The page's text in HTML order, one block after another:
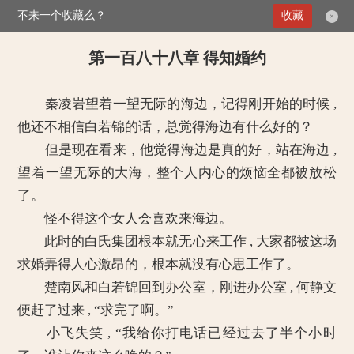
>惹爱成婚：契约老公甜蜜蜜 第一百八十八章 得知婚约
第一百八十八章 得知婚约
秦凌岩望着一望无际的海边，记得刚开始的时候 ,
他还不相信白若锦的话，总觉得海边有什么好的？
但是现在看来，他觉得海边是真的好，站在海边 ,
望着一望无际的大海，整个人内心的烦恼全都被放松
了。
怪不得这个女人会喜欢来海边。
此时的白氏集团根本就无心来工作 , 大家都被这场
求婚弄得人心激昂的，根本就没有心思工作了。
楚南风和白若锦回到办公室，刚进办公室 , 何静文
便赶了过来 , “求完了啊。”
小飞失笑 , “我给你打电话已经过去了半个小时
不来一个收藏么？ ×
收藏